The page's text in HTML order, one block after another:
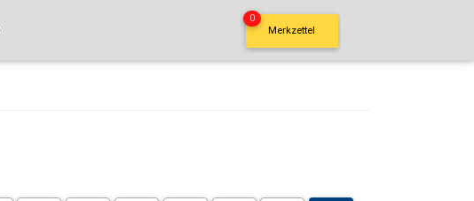
Merkzettel
0